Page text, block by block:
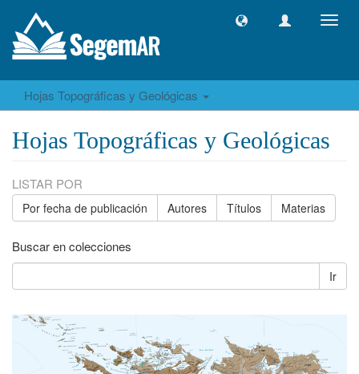
Hojas Topográficas y Geológicas
Hojas Topográficas y Geológicas
LISTAR POR
Por fecha de publicación Autores Títulos Materias
Buscar en colecciones
Ir